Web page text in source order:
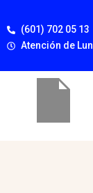
(601) 702 05 13
Atención de